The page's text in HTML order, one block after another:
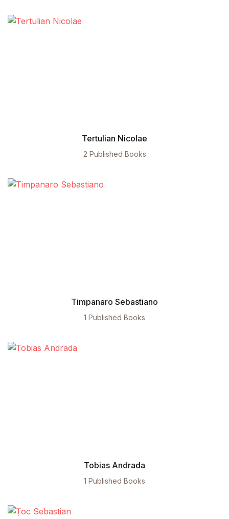
Tertulian Nicolae
2 Published Books
Timpanaro Sebastiano
1 Published Books
Tobias Andrada
1 Published Books